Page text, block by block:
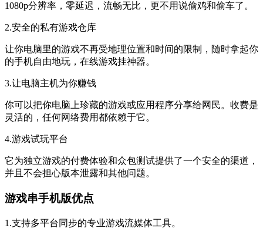
1080p分辨率，零延迟，流畅无比，更不用说偷鸡和偷车了。
2.安全的私有游戏仓库
让你电脑里的游戏不再受地理位置和时间的限制，随时拿起你
的手机自由地玩，在线游戏挂神器。
3.让电脑主机为你赚钱
你可以把你电脑上珍藏的游戏或应用程序分享给网民。收费是
灵活的，任何网络费用都依赖于它。
4.游戏试玩平台
它为独立游戏的付费体验和众包测试提供了一个安全的渠道，
并且不会担心版本泄露和其他问题。
游戏串手机版优点
1.支持多平台同步的专业游戏流媒体工具。